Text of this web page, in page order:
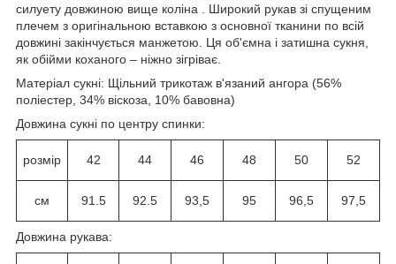
силуету довжиною вище коліна . Широкий рукав зі спущеним
плечем з оригінальною вставкою з основної тканини по всій
довжині закінчується манжетою. Ця об'ємна і затишна сукня,
як обійми коханого – ніжно зігріває.
Матеріал сукні: Щільний трикотаж в'язаний ангора (56%
поліестер, 34% віскоза, 10% бавовна)
Довжина сукні по центру спинки:
розмір 42 44 46 48 50 52
см 91.5 92.5 93,5 95 96,5 97,5
Довжина рукава: